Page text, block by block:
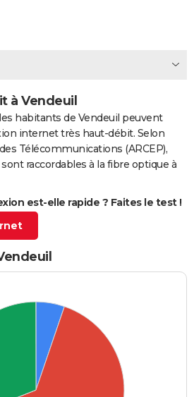
à Vendeuil
habitants de Vendeuil peuvent
internet très haut-débit. Selon
Télécommunications (ARCEP),
raccordables à la fibre optique à
est-elle rapide ? Faites le test !